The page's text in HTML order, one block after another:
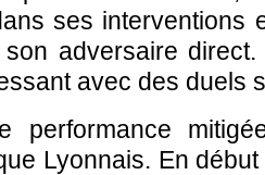
ses interventions
adversaire
avec des duels
performance
Lyonnais. En